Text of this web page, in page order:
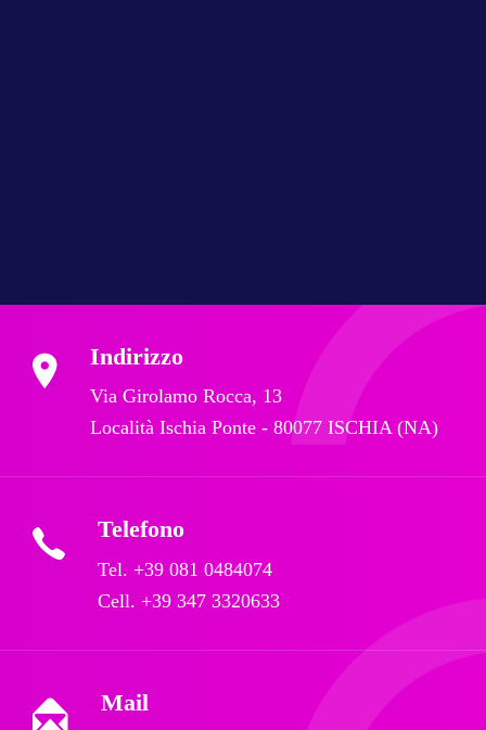
Indirizzo
Via Girolamo Rocca, 13
Località Ischia Ponte - 80077 ISCHIA (NA)
Telefono
Tel. +39 081 0484074
Cell. +39 347 3320633
Mail